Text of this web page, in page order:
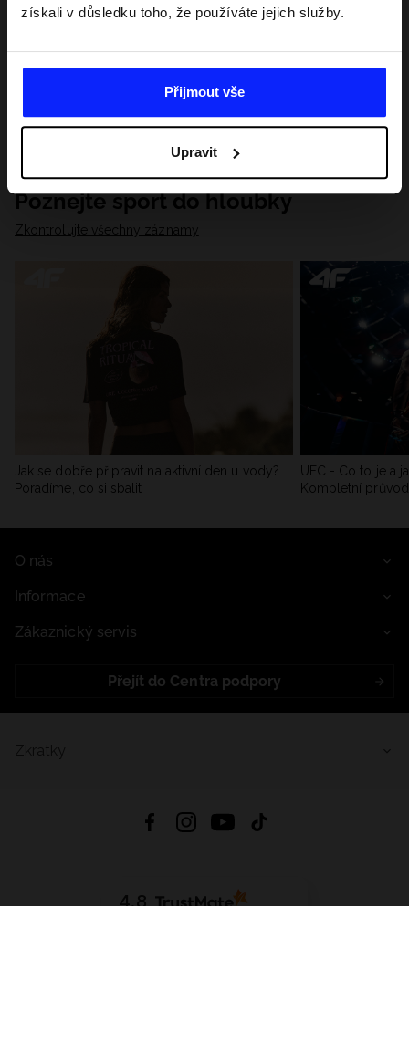
získali v důsledku toho, že používáte jejich služby.
Přijmout vše
Upravit
Poznejte sport do hloubky
Zkontrolujte všechny záznamy
Jak se dobře připravit na aktivní den u vody?
Poradíme, co si sbalit
UFC - Co to je a
Kompletní
O nás
Informace
Zákaznický servis
Přejít do Centra podpory
4.8